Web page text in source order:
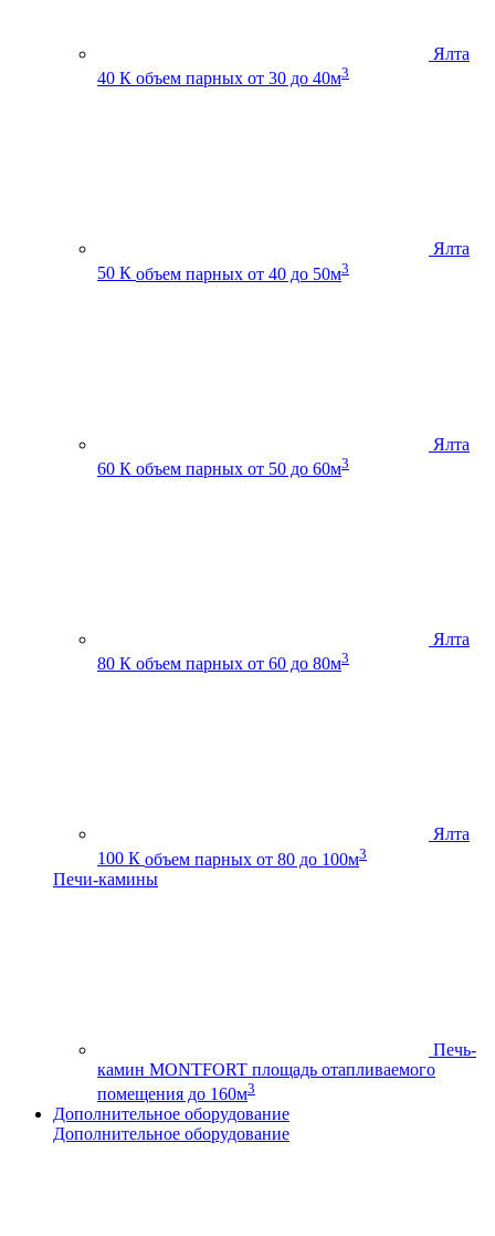
Ялта
40 К объем парных от 30 до 40м3
Ялта
50 К объем парных от 40 до 50м3
Ялта
60 К объем парных от 50 до 60м3
Ялта
80 К объем парных от 60 до 80м3
Ялта
100 К объем парных от 80 до 100м3
Печи-камины
Печь-
камин MONTFORT площадь отапливаемого
помещения до 160м3
Дополнительное оборудование
Дополнительное оборудование